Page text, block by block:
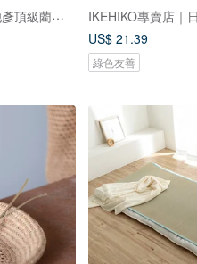
IKEHIKO專賣店｜日本池彥頂級藺草製品｜讓生活與自然更靠近
US$ 21.39
綠色友善